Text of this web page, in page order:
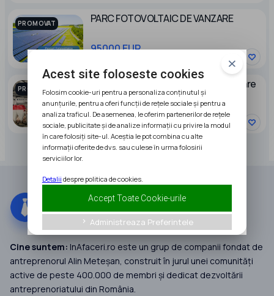
PROMOVAT PARC FOTOVOLTAIC DE VANZARE
95000 EUR
PROMOVAT
Ocazie Ferma zootehnica de ingrasare
porci NOUA Full dotata
2600000 RON
Cine suntem: InAfaceri.ro este un grup de companii fondat de
antreprenorul Alin Meteșan, construit în jurul unei comunități
active de peste 400.000 de membri și dedicat dezvoltării
antreprenoriatului din România.
Acest site foloseste cookies
Folosim cookie-uri pentru a personaliza conținutul și
anunțurile, pentru a oferi funcții de rețele sociale și pentru a
analiza traficul. De asemenea, le oferim partenerilor de rețele
sociale, publicitate și de analize informații cu privire la modul
în care folosiți site-ul. Aceștia le pot combina cu alte
informații oferite de dvs. sau culese în urma folosirii
serviciilor lor.
Detalii despre politica de cookies.
Accept Toate Cookie-urile
keyboard_arrow_right Administreaza Preferintele